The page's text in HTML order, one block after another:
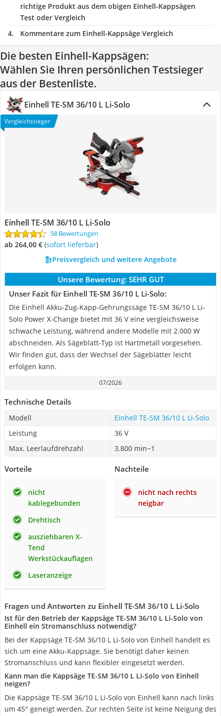
richtige Produkt aus dem obigen Einhell-Kappsägen
Test oder Vergleich
Kommentare zum Einhell-Kappsäge Vergleich
Die besten Einhell-Kappsägen:
Wählen Sie Ihren persönlichen Testsieger
aus der Bestenliste.
Einhell TE-SM 36/10 L Li-Solo
Vergleichssieger
Einhell TE-SM 36/10 L Li-Solo
58 Bewertungen
ab 264,00 € ( Sofort lieferbar)
Preisvergleich und weitere Angebote
Unsere Bewertung: SEHR GUT
Unser Fazit für Einhell TE-SM 36/10 L Li-Solo:
Die Einhell Akku-Zug-Kapp-Gehrungssäge TE-SM 36/10 L Li-
Solo Power X-Change bietet mit 36 V eine vergleichsweise
schwache Leistung, während andere Modelle mit 2.000 W
abschneiden. Als Sägeblatt-Typ ist Hartmetall vorgesehen.
Wir finden gut, dass der Wechsel der Sägeblätter leicht
erfolgen kann.
07/2026
Technische Details
Modell
Einhell TE-SM 36/10 L Li-Solo
Leistung
36 V
Max. Leerlaufdrehzahl
3.800 min−1
Vorteile
nicht
kablegebunden
Drehtisch
ausziehbaren X-
Tend
Werkstückauflagen
Laseranzeige
Nachteile
nicht nach rechts
neigbar
Fragen und Antworten zu Einhell TE-SM 36/10 L Li-Solo
Ist für den Betrieb der Kappsäge TE-SM 36/10 L Li-Solo von
Einhell ein Stromanschluss notwendig?
Bei der Kappsäge TE-SM 36/10 L Li-Solo von Einhell handelt es
sich um eine Akku-Kappsäge. Sie benötigt daher keinen
Stromanschluss und kann flexibler eingesetzt werden.
Kann man die Kappsäge TE-SM 36/10 L Li-Solo von Einhell
neigen?
Die Kappsäge TE-SM 36/10 L Li-Solo von Einhell kann nach links
um 45° geneigt werden. Zur rechten Seite ist keine Neigung des